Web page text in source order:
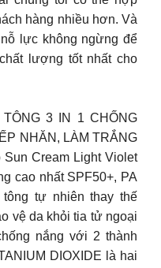
hàng nhiều hơn. Và
lực không ngừng để
lượng tốt nhất cho
3 IN 1 CHỐNG
NHĂN, LÀM TRẮNG
Sun Cream Light Violet
cao nhất SPF50+, PA
tự nhiên thay thế
vệ da khỏi tia tử ngoại
nắng với 2 thành
DIOXIDE là hai